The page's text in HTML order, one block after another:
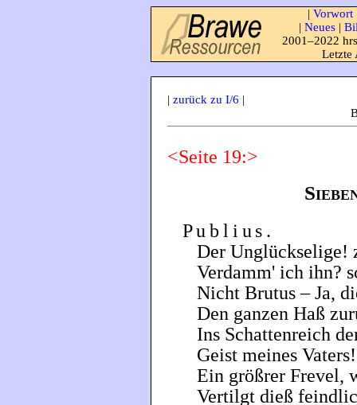
| Vorwort
| Neues |
2001–2022
Letzte
| zurück zu I/6 |
<Seite 19:>
Publius .
Der Unglückselige!
Verdamm' ich ihn?
Nicht Brutus – Ja,
Den ganzen Haß
Ins Schattenreich
Geist meines
Ein größrer Frevel,
Vertilgt dieß